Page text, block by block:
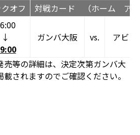
オフ 対戦カード （ホーム ア
↓
ガンバ大阪 vs. アビス
等の詳細は、決定次第ガンバ大
されますのでご確認ください。